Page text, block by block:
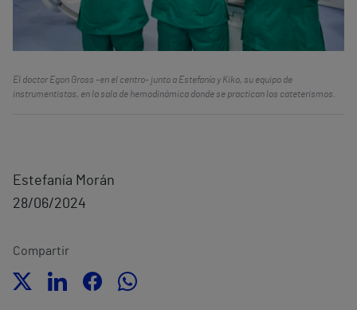
El doctor Egon Gross -en el centro- junto a Estefanía y Kiko, su equipo de
instrumentistas, en la sala de hemodinámica donde se practican los cateterismos.
Estefanía Morán
28/06/2024
Compartir